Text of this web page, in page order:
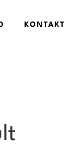
KONTAKT